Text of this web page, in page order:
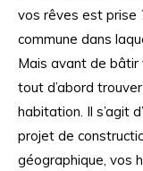
vos rêves est prise
commune dans
Mais avant de bâtir
tout d’abord
habitation. Il s’agit
projet de
géographique, vos